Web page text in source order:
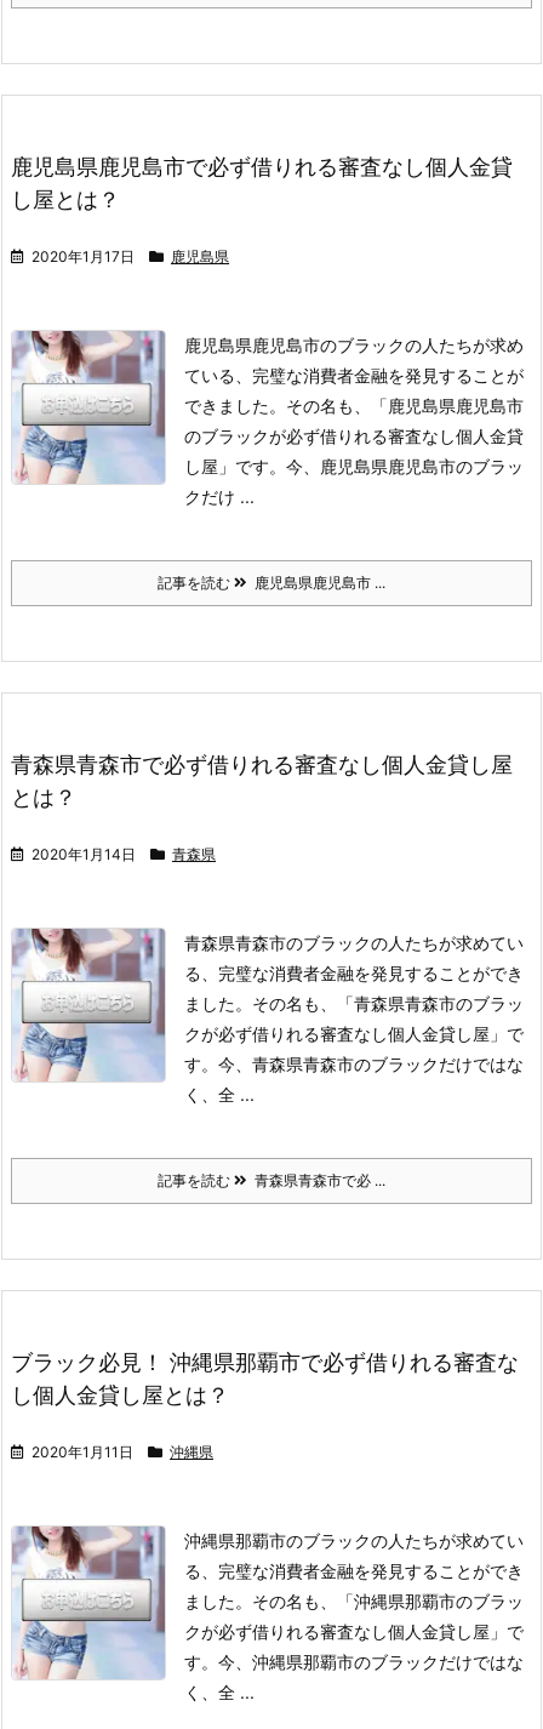
鹿児島県鹿児島市で必ず借りれる審査なし個人金貸
し屋とは？
2020年1月17日 鹿児島県
鹿児島県鹿児島市のブラックの人たちが求め
ている、完璧な消費者金融を発見することが
できました。 その名も、「鹿児島県鹿児島市
のブラックが必ず借りれる審査なし個人金貸
し屋」です。 今、鹿児島県鹿児島市のブラッ
クだけ ...
記事を読む 鹿児島県鹿児島市 ...
青森県青森市で必ず借りれる審査なし個人金貸し屋
とは？
2020年1月14日 青森県
青森県青森市のブラックの人たちが求めてい
る、完璧な消費者金融を発見することができ
ました。 その名も、「青森県青森市のブラッ
クが必ず借りれる審査なし個人金貸し屋」で
す。 今、青森県青森市のブラックだけではな
く、全 ...
記事を読む 青森県青森市で必 ...
ブラック必見！ 沖縄県那覇市で必ず借りれる審査な
し個人金貸し屋とは？
2020年1月11日 沖縄県
沖縄県那覇市のブラックの人たちが求めてい
る、完璧な消費者金融を発見することができ
ました。 その名も、「沖縄県那覇市のブラッ
クが必ず借りれる審査なし個人金貸し屋」で
す。 今、沖縄県那覇市のブラックだけではな
く、全 ...